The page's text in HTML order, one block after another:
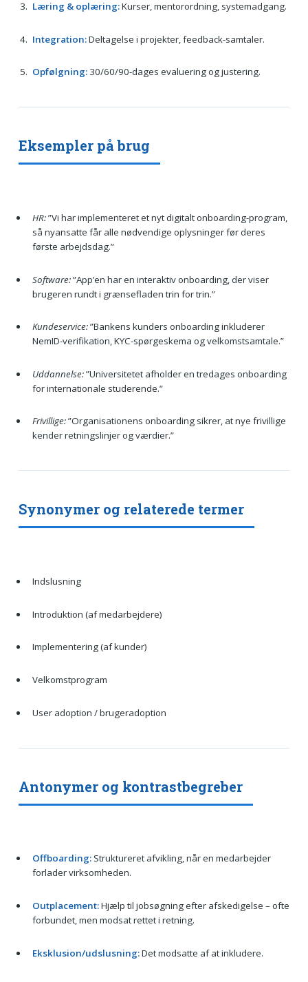
Læring & oplæring:Kurser, mentorordning, systemadgang.
Integration:Deltagelse i projekter, feedback-samtaler.
Opfølgning:30/60/90-dages evaluering og justering.
Eksempler på brug
HR:”Vi har implementeret et nyt digitalt onboarding-program,
så nyansatte får alle nødvendige oplysninger før deres
første arbejdsdag.”
Software:”App’en har en interaktiv onboarding, der viser
brugeren rundt i grænsefladen trin for trin.”
Kundeservice:”Bankens kunders onboarding inkluderer
NemID-verifikation, KYC-spørgeskema og velkomstsamtale.”
Uddannelse:”Universitetet afholder en tredages onboarding
for internationale studerende.”
Frivillige:”Organisationens onboarding sikrer, at nye frivillige
kender retningslinjer og værdier.”
Synonymer og relaterede termer
Indslusning
Introduktion (af medarbejdere)
Implementering (af kunder)
Velkomstprogram
User adoption / brugeradoption
Antonymer og kontrastbegreber
Offboarding:Struktureret afvikling, når en medarbejder
forlader virksomheden.
Outplacement:Hjælp til jobsøgning efter afskedigelse – ofte
forbundet, men modsat rettet i retning.
Eksklusion/udslusning:Det modsatte af at inkludere.